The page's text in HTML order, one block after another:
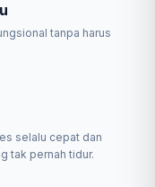
tanpa harus
selalu cepat dan
tak pernah tidur.